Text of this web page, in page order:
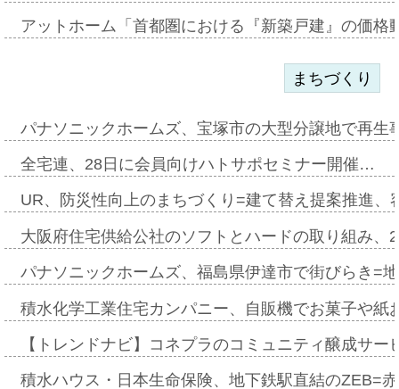
アットホーム「首都圏における『新築戸建』の価
まちづくり
パナソニックホームズ、宝塚市の大型分譲地で再
全宅連、28日に会員向けハトサポセミナー開催…
UR、防災性向上のまちづくり=建て替え提案推進
大阪府住宅供給公社のソフトとハードの取り組み
パナソニックホームズ、福島県伊達市で街びらき=
積水化学工業住宅カンパニー、自販機でお菓子や
【トレンドナビ】コネプラのコミュニティ醸成サ
積水ハウス・日本生命保険、地下鉄駅直結のZEB=